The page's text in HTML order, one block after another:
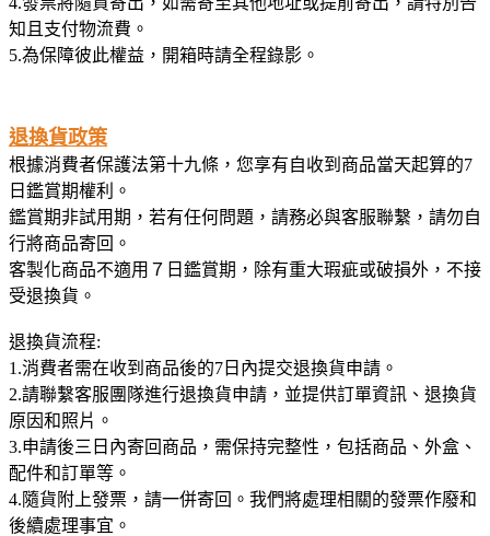
知且支付物流費。
5.為保障彼此權益，開箱時請全程錄影。
退換貨政策
根據消費者保護法第十九條，您享有自收到商品當天起算的7
日鑑賞期權利。
鑑賞期非試用期，若有任何問題，請務必與客服聯繫，請勿自
行將商品寄回。
客製化商品不適用７日鑑賞期，除有重大瑕疵或破損外，不接
受退換貨。
退換貨流程:
1.消費者需在收到商品後的7日內提交退換貨申請。
2.請聯繫客服團隊進行退換貨申請，並提供訂單資訊、退換貨
原因和照片。
3.申請後三日內寄回商品，需保持完整性，包括商品、外盒、
配件和訂單等。
4.隨貨附上發票，請一併寄回。我們將處理相關的發票作廢和
後續處理事宜。